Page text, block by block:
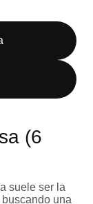
(6
suele ser la
una